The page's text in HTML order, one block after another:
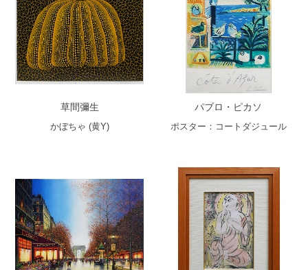
草間彌生
かぼちゃ (黄Y)
パブロ・ピカソ
ポスター：コートダジュール